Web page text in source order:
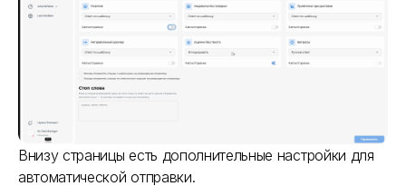
Внизу страницы есть дополнительные настройки для
автоматической отправки.
Название компании
Номер телефона